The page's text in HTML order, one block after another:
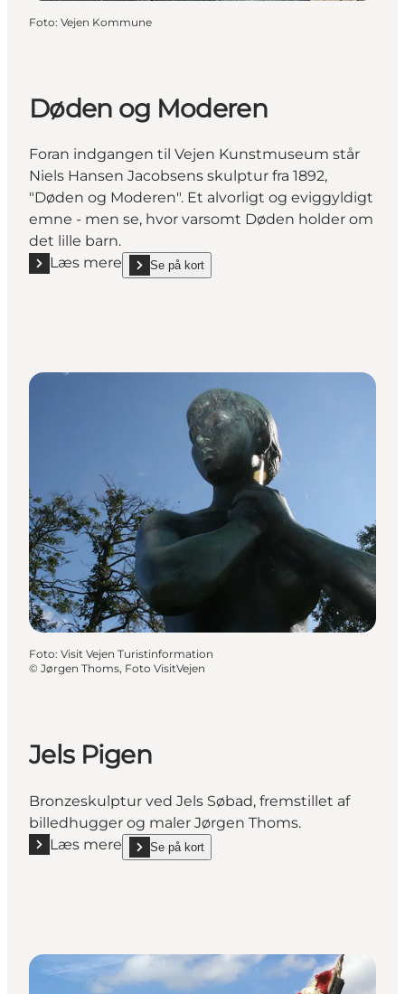
Foto: Vejen Kommune
Døden og Moderen
Foran indgangen til Vejen Kunstmuseum står
Niels Hansen Jacobsens skulptur fra 1892,
"Døden og Moderen". Et alvorligt og eviggyldigt
emne - men se, hvor varsomt Døden holder om
det lille barn.
Læs mere
Læs mere "Døden og Moderen"
Se på kort
show Døden og Moderen on_map
Foto: Visit Vejen Turistinformation
© Jørgen Thoms, Foto VisitVejen
Jels Pigen
Bronzeskulptur ved Jels Søbad, fremstillet af
billedhugger og maler Jørgen Thoms.
Læs mere
Læs mere "Jels Pigen"
Se på kort
show Jels Pigen on_map